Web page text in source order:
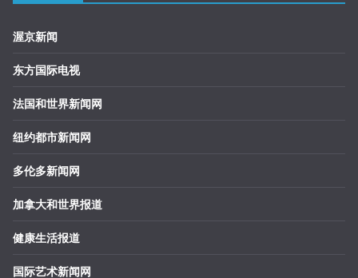
渥京新闻
东方国际电视
法国和世界新闻网
纽约都市新闻网
多伦多新闻网
加拿大和世界报道
健康生活报道
国际艺术新闻网